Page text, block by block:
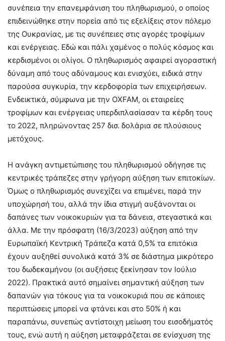
συνέπεια την επανεμφάνιση του πληθωρισμού, ο οποίος
επιδεινώθηκε στην πορεία από τις εξελίξεις στον πόλεμο
της Ουκρανίας, με τις συνέπειες στις αγορές τροφίμων
και ενέργειας. Εδώ και πάλι χαμένος ο πολύς κόσμος και
κερδισμένοι οι ολίγοι. Ο πληθωρισμός αφαιρεί αγοραστική
δύναμη από τους αδύναμους και ενισχύει, ειδικά στην
παρούσα συγκυρία, την κερδοφορία των επιχειρήσεων.
Ενδεικτικά, σύμφωνα με την OXFAM, οι εταιρείες
τροφίμων και ενέργειας υπερδιπλασίασαν τα κέρδη τους
το 2022, πληρώνοντας 257 δισ. δολάρια σε πλούσιους
μετόχους.
Η ανάγκη αντιμετώπισης του πληθωρισμού οδήγησε τις
κεντρικές τράπεζες στην γρήγορη αύξηση των επιτοκίων.
Όμως ο πληθωρισμός συνεχίζει να επιμένει, παρά την
υποχώρησή του, αλλά την ίδια στιγμή αυξάνονται οι
δαπάνες των νοικοκυριών για τα δάνεια, στεγαστικά και
άλλα. Με την πρόσφατη (16/3/2023) αύξηση από την
Ευρωπαϊκή Κεντρική Τράπεζα κατά 0,5% τα επιτόκια
έχουν αυξηθεί συνολικά κατά 3% σε διάστημα μικρότερο
του δωδεκαμήνου (οι αυξήσεις ξεκίνησαν τον Ιούλιο
2022). Πρακτικά αυτό σημαίνει σημαντική αύξηση των
δαπανών για τόκους για τα νοικοκυριά που σε κάποιες
περιπτώσεις μπορεί να φτάνει και στο 50% ή και
παραπάνω, συνεπώς αντίστοιχη μείωση του εισοδήματός
τους, ενώ αυτή η αύξηση μεταφράζεται σε ενίσχυση της